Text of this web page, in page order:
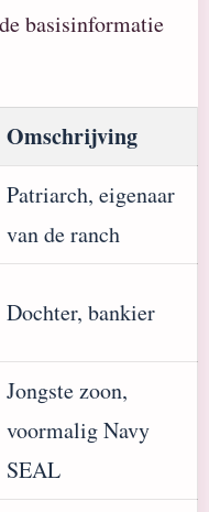
basisinformatie
Omschrijving
Patriarch, eigenaar
van de ranch
Dochter, bankier
Jongste zoon,
voormalig Navy
SEAL